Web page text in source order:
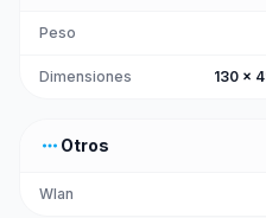
Peso
Dimensiones 130 x
more_horiz Otros
Wlan